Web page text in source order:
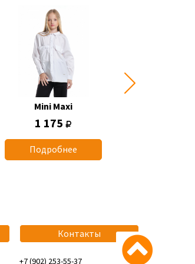
Mini Maxi
1 175
Подробнее
Контакты
+7 (902) 253-55-37